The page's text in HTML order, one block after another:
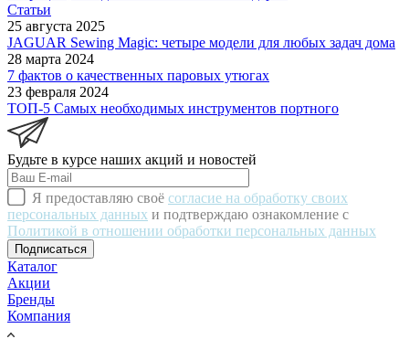
Статьи
25 августа 2025
JAGUAR Sewing Magic: четыре модели для любых задач дома
28 марта 2024
7 фактов о качественных паровых утюгах
23 февраля 2024
ТОП-5 Самых необходимых инструментов портного
Будьте в курсе наших акций и новостей
Я предоставляю своё согласие на обработку своих
персональных данных и подтверждаю ознакомление с
Политикой в отношении обработки персональных данных
Подписаться
Каталог
Акции
Бренды
Компания